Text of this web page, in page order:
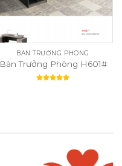
BÀN TRƯỞNG PHÒNG
Bàn Trưởng Phòng H601#